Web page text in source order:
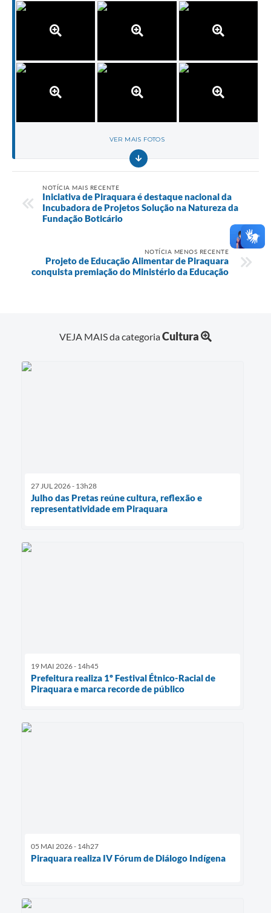
VER MAIS FOTOS
NOTÍCIA MAIS RECENTE
Iniciativa de Piraquara é destaque nacional da
Incubadora de Projetos Solução na Natureza da
Fundação Boticário
NOTÍCIA MENOS RECENTE
Projeto de Educação Alimentar de Piraquara
conquista premiação do Ministério da Educação
VEJA MAIS da categoriaCultura
27 JUL 2026 - 13h28
Julho das Pretas reúne cultura, reflexão e
representatividade em Piraquara
19 MAI 2026 - 14h45
Prefeitura realiza 1º Festival Étnico-Racial de
Piraquara e marca recorde de público
05 MAI 2026 - 14h27
Piraquara realiza IV Fórum de Diálogo Indígena